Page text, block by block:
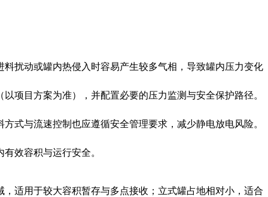
扰动或罐内热侵入时容易产生较多气相，导致罐内压力变化
项目方案为准），并配置必要的压力监测与安全保护路径。
式与流速控制也应遵循安全管理要求，减少静电放电风险。
效容积与运行安全。
适用于较大容积暂存与多点接收；立式罐占地相对小，适合